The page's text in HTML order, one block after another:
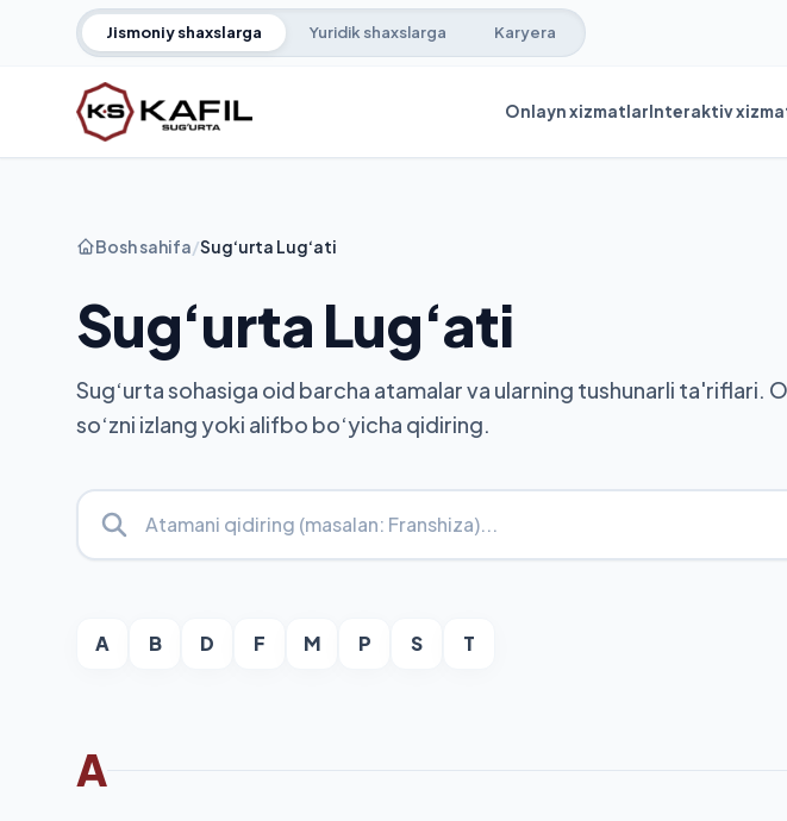
Jismoniy shaxslarga Yuridik shaxslarga Karyera
Onlayn xizmatlarInteraktiv
Bosh sahifa/Sug‘urta Lug‘ati
Sug‘urta Lug‘ati
Sug‘urta sohasiga oid barcha atamalar va ularning tushunarli ta'riflari.
so‘zni izlang yoki alifbo bo‘yicha qidiring.
A B D F M P S T
A